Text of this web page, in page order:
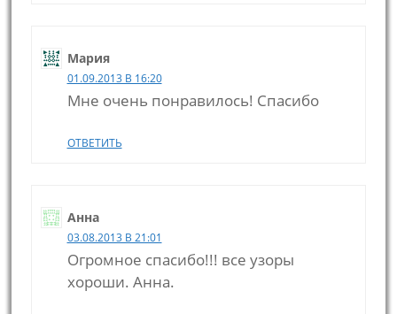
Мария
01.09.2013 В 16:20
Мне очень понравилось! Спасибо
ОТВЕТИТЬ
Анна
03.08.2013 В 21:01
Огромное спасибо!!! все узоры
хороши. Анна.